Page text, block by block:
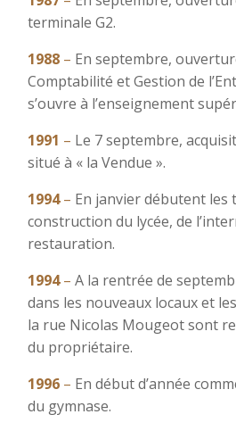
terminale G2.
1988 – En septembre,
Comptabilité et Gestion de
s’ouvre à l’enseignement
1991 – Le 7 septembre,
situé à « la Vendue ».
1994– En janvier débutent les
construction du lycée, de
restauration.
1994– A la rentrée de
dans les nouveaux locaux et
la rue Nicolas Mougeot sont
du propriétaire.
1996 – En début d’année
du gymnase.